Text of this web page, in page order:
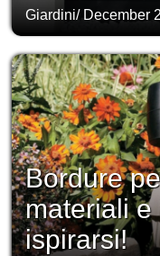
Giardini/ December
Bordure
materiali e
ispirarsi!